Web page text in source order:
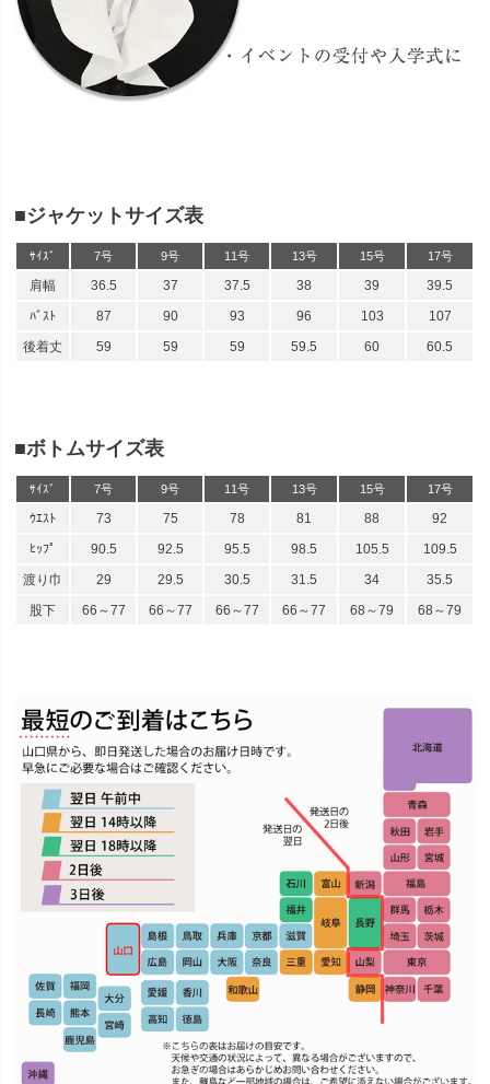
■ジャケットサイズ表
ｻｲｽﾞ 7号 9号 11号 13号 15号 17号
肩幅 36.5 37 37.5 38 39
39.5
ﾊﾞｽﾄ
87 90 93 96 103
107
後着丈
59 59 59 59.5 60 60.5
■ボトムサイズ表
ｻｲｽﾞ 7号 9号 11号 13号 15号 17号
ｳｴｽﾄ 73 75 78 81 88
92
ﾋｯﾌﾟ
90.5 92.5 95.5 98.5 105.5
109.5
渡り巾
29 29.5 30.5 31.5 34
35.5
股下
66～77 66～77 66～77 66～77 68～79 68～79